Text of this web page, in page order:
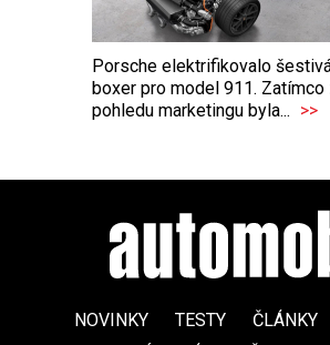
Porsche elektrifikovalo
boxer pro model 911. Zatímco
pohledu marketingu byla... >>
NOVINKY TESTY ČLÁNKY